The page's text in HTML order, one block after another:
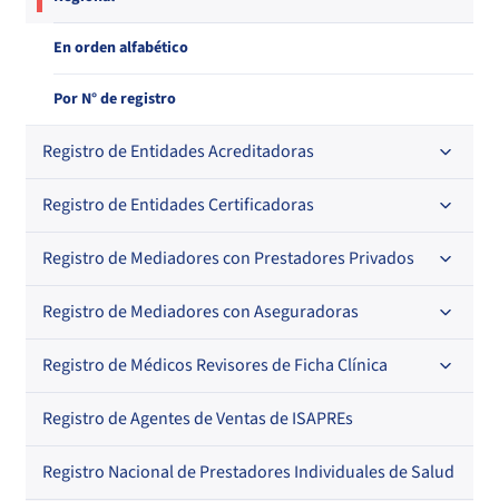
En orden alfabético
Por N° de registro
Registro de Entidades Acreditadoras
En orden alfabético
Por N° de registro
Regional
Registro de Entidades Certificadoras
Por orden alfabético
Por N° de registro
Registro de Mediadores con Prestadores Privados
Por orden alfabético
Por N° de registro
Por profesión
Regional
Registro de Mediadores con Aseguradoras
Regional
Por orden alfabético
Por profesión
Registro de Médicos Revisores de Ficha Clínica
Regional
Por orden alfabético
Registro de Agentes de Ventas de ISAPREs
Registro Nacional de Prestadores Individuales de Salud